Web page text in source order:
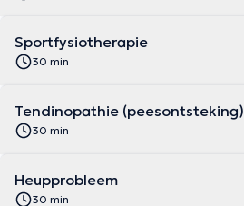
Sportfysiotherapie
30 min
Tendinopathie (peesontsteking)
30 min
Heupprobleem
30 min